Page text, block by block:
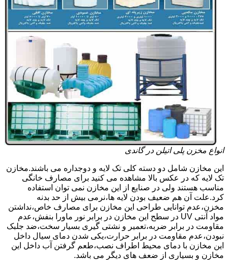
انواع مخزن پلی اتیلن در گاندی
این مخازن شامل دو دسته کلی تک لایه و دوجداره می باشند.مخازن
تک لایه که در عکس بالا مشاهده می کنید برای مصارف خانگی
مناسب هستند ولی در صنایع از این مخازن نمی توان استفاده
کرد.علت آن هم ضعیف بودن لایه ها،نرمی بیش از حد بدنه
مخزن،عدم توانایی طراحی این مخازن برای مصارف خاص،نداشتن
مواد آنتی UV در سطح این مخازن در برابر نور ماورا بنفش،عدم
مقاومت در برابر ضربه،تعمیر و نشتی گیری بسیار سخت،ضد جلبک
نبودن،عدم مقاومت در برابر حرارت،یکی شدن دمای سیال داخل
این مخازن با دمای محیط اطراف نصب،طعم گرفتن آب داخل این
مخازن و بسیاری از ضعف های دیگر می باشد.